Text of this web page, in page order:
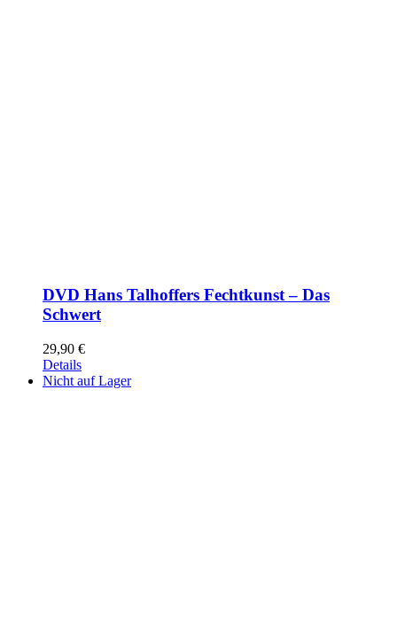
DVD Hans Talhoffers Fechtkunst – Das
Schwert
29,90 €
Details
Nicht auf Lager